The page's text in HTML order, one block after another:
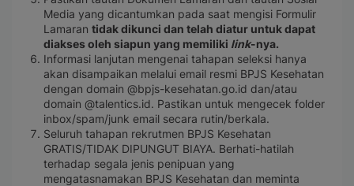
Media yang dicantumkan pada saat mengisi Formulir
Lamaran tidak dikunci dan telah diatur untuk dapat
diakses oleh siapun yang memiliki link-nya.
Informasi lanjutan mengenai tahapan seleksi hanya
akan disampaikan melalui email resmi BPJS Kesehatan
dengan domain @bpjs-kesehatan.go.id dan/atau
domain @talentics.id. Pastikan untuk mengecek folder
inbox/spam/junk email secara rutin/berkala.
Seluruh tahapan rekrutmen BPJS Kesehatan
GRATIS/TIDAK DIPUNGUT BIAYA. Berhati-hatilah
terhadap segala jenis penipuan yang
mengatasnamakan BPJS Kesehatan dan meminta